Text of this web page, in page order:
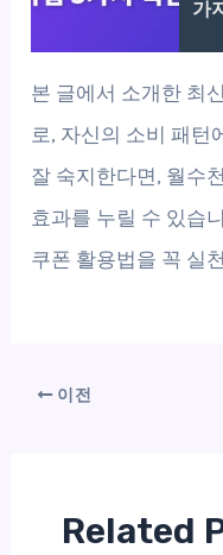
가
본 글에서 소개한 최
로, 자신의 소비 패턴
잘 숙지한다면, 월수
효과를 누릴 수 있습
쿠폰 활용법을 꼭 실
이전
Related